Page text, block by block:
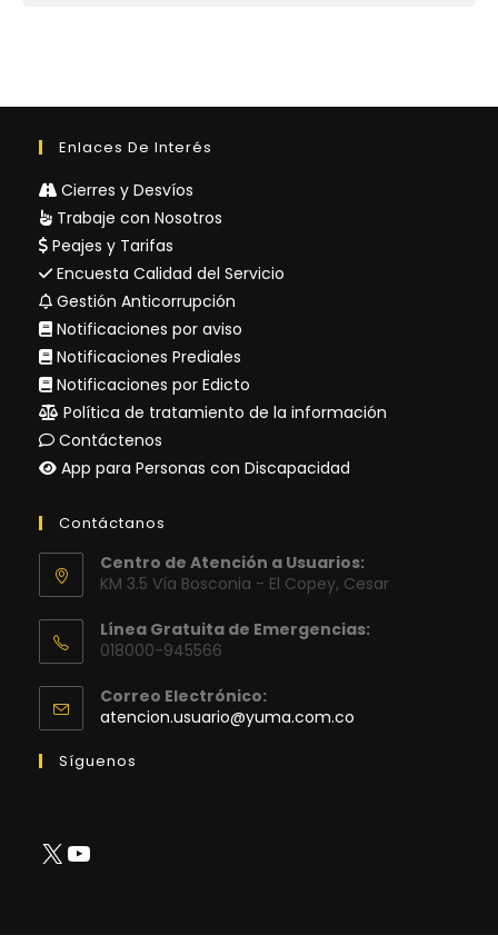
Enlaces De Interés
Cierres y Desvíos
Trabaje con Nosotros
Peajes y Tarifas
Encuesta Calidad del Servicio
Gestión Anticorrupción
Notificaciones por aviso
Notificaciones Prediales
Notificaciones por Edicto
Política de tratamiento de la información
Contáctenos
App para Personas con Discapacidad
Contáctanos
Centro de Atención a Usuarios:
KM 3.5 Vía Bosconia - El Copey, Cesar
Línea Gratuita de Emergencias:
018000-945566
Correo Electrónico:
atencion.usuario@yuma.com.co
Síguenos
X YouTube